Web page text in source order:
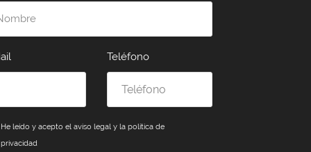
Teléfono
He leído y acepto el aviso legal y la política de
privacidad